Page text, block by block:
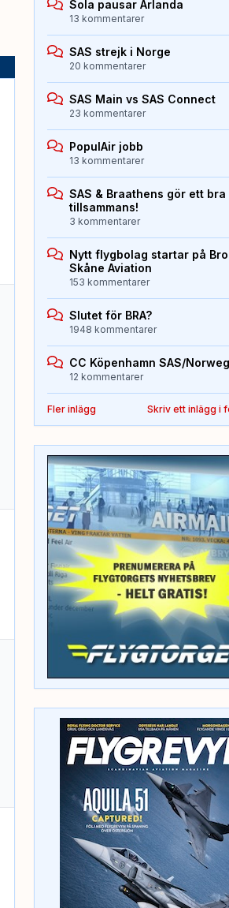
Sola pausar Arlanda
13 kommentarer
SAS strejk i Norge
20 kommentarer
SAS Main vs SAS Connect
23 kommentarer
PopulAir jobb
13 kommentarer
SAS & Braathens gör ett bra
tillsammans!
3 kommentarer
Nytt flygbolag startar på
Skåne Aviation
153 kommentarer
Slutet för BRA?
1948 kommentarer
CC Köpenhamn SAS/
12 kommentarer
Fler inlägg Skriv ett inlägg i